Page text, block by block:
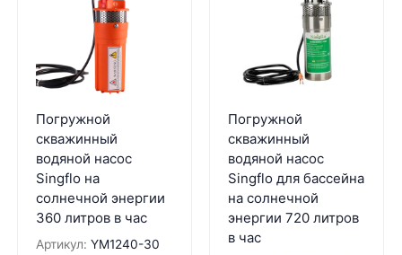
Погружной
скважинный
водяной насос
Singflo на
солнечной энергии
360 литров в час
Артикул: YM1240-30
Погружной
скважинный
водяной насос
Singflo для бассейна
на солнечной
энергии 720 литров
в час